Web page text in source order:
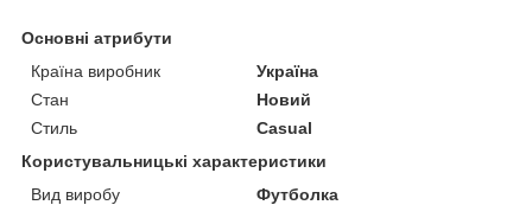
Основні атрибути
Країна виробник
Україна
Стан
Новий
Стиль
Casual
Користувальницькі характеристики
Вид виробу
Футболка